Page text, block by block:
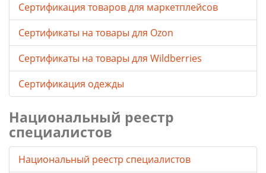
Сертификация товаров для маркетплейсов
Cертификаты на товары для Ozon
Cертификаты на товары для Wildberries
Сертификация одежды
Национальный реестр
специалистов
Национальный реестр специалистов